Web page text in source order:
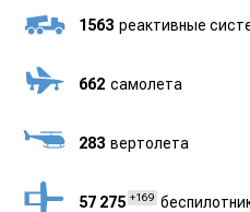
1563 реактивные
662 cамолета
283 вертолета
57 275 +169